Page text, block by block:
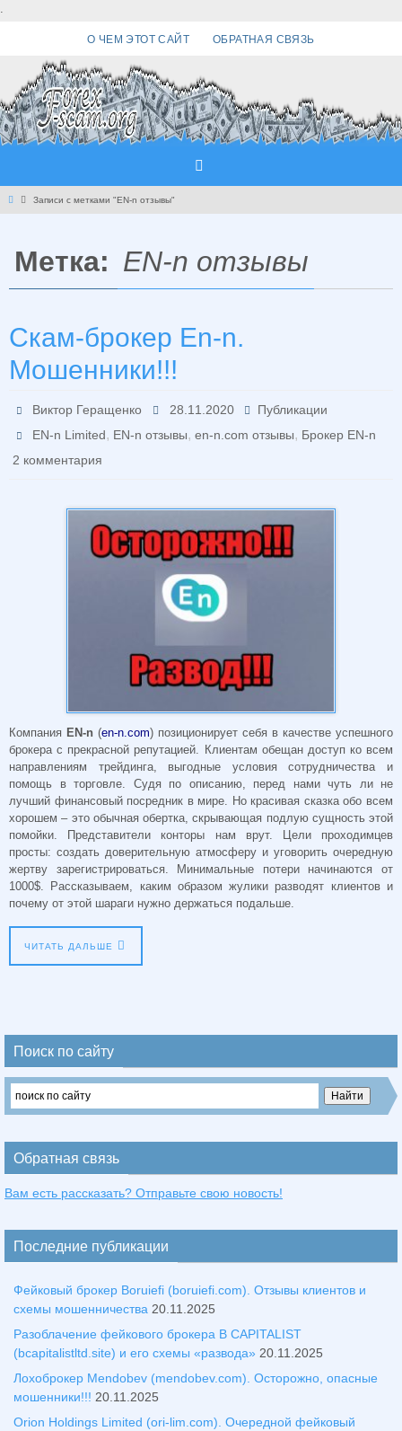
.
О ЧЕМ ЭТОТ САЙТ ОБРАТНАЯ СВЯЗЬ
Главная
Записи с метками "EN-n отзывы"
Метка: EN-n отзывы
Скам-брокер En-n.
Мошенники!!!
Виктор Геращенко 28.11.2020
Публикации
EN-n Limited, EN-n отзывы,en-n.com отзывы, Брокер EN-n
2 комментария
Компания EN-n (en-n.com) позиционирует себя в качестве успешного
брокера с прекрасной репутацией. Клиентам обещан доступ ко всем
направлениям трейдинга, выгодные условия сотрудничества и
помощь в торговле. Судя по описанию, перед нами чуть ли не
лучший финансовый посредник в мире. Но красивая сказка обо всем
хорошем – это обычная обертка, скрывающая подлую сущность этой
помойки. Представители конторы нам врут. Цели проходимцев
просты: cоздать доверительную атмосферу и уговорить очередную
жертву зарегистрироваться. Минимальные потери начинаются от
1000$. Рассказываем, каким образом жулики разводят клиентов и
почему от этой шараги нужно держаться подальше.
ЧИТАТЬ ДАЛЬШЕ
Поиск по сайту
Обратная связь
Вам есть рассказать? Отправьте свою новость!
Последние публикации
Фейковый брокер Boruiefi (boruiefi.com). Отзывы клиентов и
схемы мошенничества 20.11.2025
Разоблачение фейкового брокера B CAPITALIST
(bcapitalistltd.site) и его схемы «развода» 20.11.2025
Лохоброкер Mendobev (mendobev.com). Осторожно, опасные
мошенники!!! 20.11.2025
Orion Holdings Limited (ori-lim.com). Очередной фейковый